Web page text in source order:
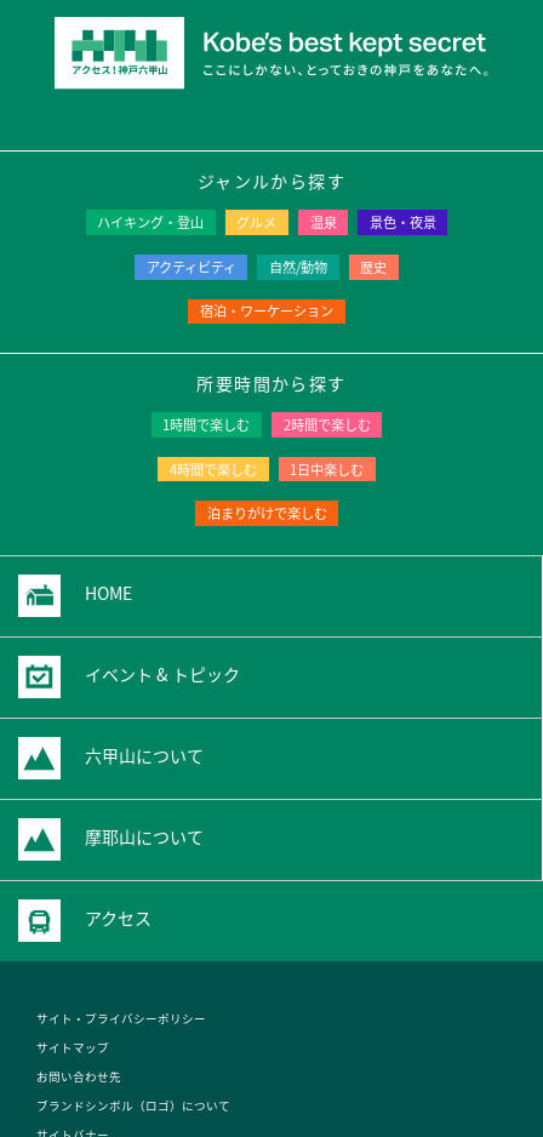
ジャンルから探す
ハイキング・登山 グルメ 温泉 景色・夜景
アクティビティ 自然/動物 歴史
宿泊・ワーケーション
所要時間から探す
1時間で楽しむ 2時間で楽しむ
4時間で楽しむ 1日中楽しむ
泊まりがけで楽しむ
HOME
イベント & トピック
六甲山について
摩耶山について
アクセス
サイト・プライバシーポリシー
サイトマップ
お問い合わせ先
ブランドシンボル（ロゴ）について